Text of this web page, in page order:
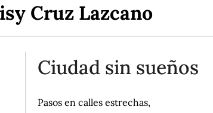
Cruz Lazcano
Ciudad sin sueños
Pasos en calles estrechas,